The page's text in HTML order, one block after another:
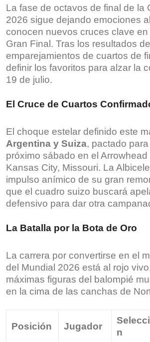
La fase de octavos de final de la
2026 sigue dejando emociones
conocen nuevos cruces clave
Gran Final. Tras los resultados
emparejamientos de cuartos de
definir los favoritos para alzar la
19 de julio.
El Cruce de Cuartos
El choque estelar definido este
Argentina y Suiza, pactado
próximo sábado en el
Kansas City, Missouri. La
impulso anímico de su gran
que el cuadro suizo buscará
defensivo para dar otra
La Batalla por la Bota de Oro
La carrera por convertirse en el
del Mundial 2026 está al rojo
máximas figuras del balompié
en la cima de las canchas de
Posición Jugador
n